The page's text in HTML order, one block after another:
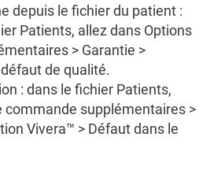
depuis le fichier du patient :
Patients, allez dans Options
> Garantie >
de qualité.
: dans le fichier Patients,
commande supplémentaires >
Vivera™ > Défaut dans le